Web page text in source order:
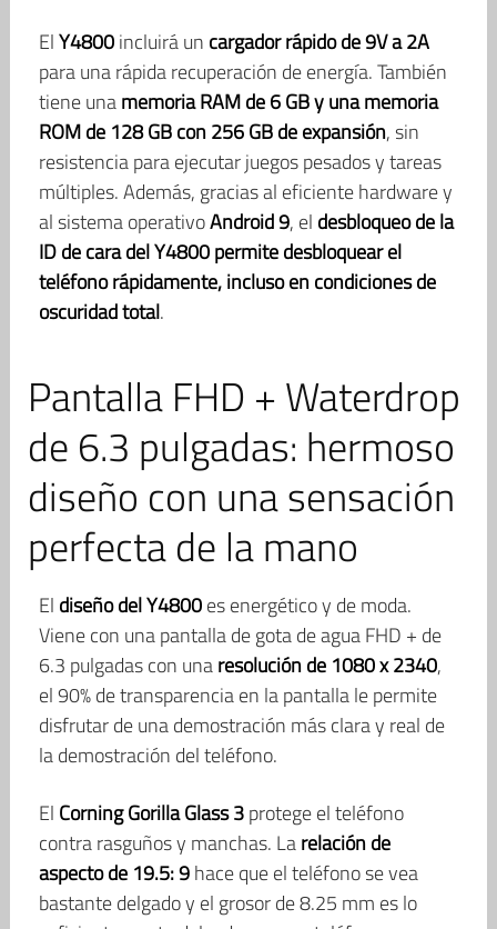
ElY4800incluirá un cargador rápido de 9V a 2A
para una rápida recuperación de energía. También
tiene unamemoria RAM de 6 GB y una memoria
ROM de 128 GB con 256 GB de expansión, sin
resistencia para ejecutar juegos pesados ​​y tareas
múltiples. Además, gracias al eficiente hardware y
al sistema operativoAndroid 9, el desbloqueo de la
ID de cara del Y4800 permite desbloquear el
teléfono rápidamente, incluso en condiciones de
oscuridad total.
Pantalla FHD + Waterdrop
de 6.3 pulgadas: hermoso
diseño con una sensación
perfecta de la mano
El diseño del Y4800es energético y de moda.
Viene con una pantalla de gota de agua FHD + de
6.3 pulgadas con unaresolución de 1080 x 2340,
el 90% de transparencia en la pantalla le permite
disfrutar de una demostración más clara y real de
la demostración del teléfono.
El Corning Gorilla Glass 3protege el teléfono
contra rasguños y manchas. Larelación de
aspecto de 19.5: 9hace que el teléfono se vea
bastante delgado y el grosor de 8.25 mm es lo